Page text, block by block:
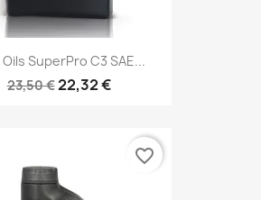
Oils SuperPro C3 SAE...
23,50 €22,32 €
favorite_border